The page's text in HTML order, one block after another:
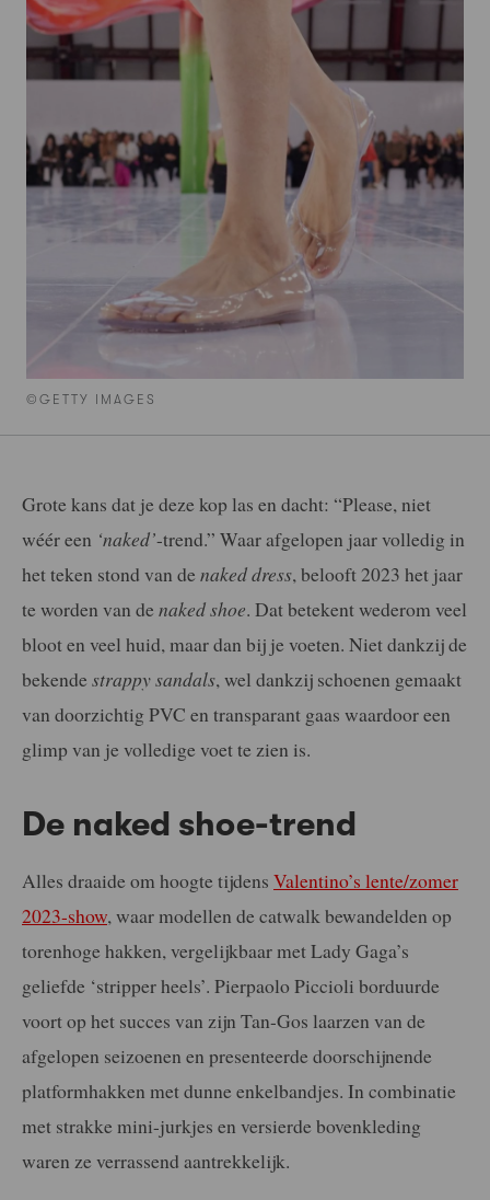
©GETTY IMAGES
Grote kans dat je deze kop las en dacht: “Please, niet
wéér een ‘naked’-trend.” Waar afgelopen jaar volledig in
het teken stond van de naked dress, belooft 2023 het jaar
te worden van de naked shoe. Dat betekent wederom veel
bloot en veel huid, maar dan bij je voeten. Niet dankzij de
bekende strappysandals, wel dankzij schoenen gemaakt
van doorzichtig PVC en transparant gaas waardoor een
glimp van je volledige voet te zien is.
De naked shoe-trend
Alles draaide om hoogte tijdens Valentino’s lente/zomer
2023-show, waar modellen de catwalk bewandelden op
torenhoge hakken, vergelijkbaar met Lady Gaga’s
geliefde ‘stripper heels’. Pierpaolo Piccioli borduurde
voort op het succes van zijn Tan-Gos laarzen van de
afgelopen seizoenen en presenteerde doorschijnende
platformhakken met dunne enkelbandjes. In combinatie
met strakke mini-jurkjes en versierde bovenkleding
waren ze verrassend aantrekkelijk.